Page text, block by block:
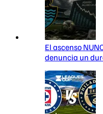
El ascenso
denuncia un